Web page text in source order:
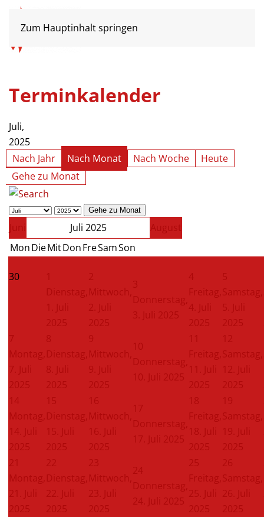
Zum Hauptinhalt springen
Terminkalender
Juli,
2025
Nach Jahr
Nach Monat Nach Woche
Heute
Gehe zu Monat
Gehe zu Monat
Juni Juli 2025
August
MonDieMitDonFreSamSon
30
Dienstag,
1. Juli
2025
2
Mittwoch,
2. Juli
2025
3
Donnerstag,
3. Juli 2025
4
Freitag,
4. Juli
2025
5
Samstag,
5. Juli
2025
7
Montag,
7. Juli
2025
8
Dienstag,
8. Juli
2025
9
Mittwoch,
9. Juli
2025
10
Donnerstag,
10. Juli 2025
Freitag,
11. Juli
2025
12
Samstag,
12. Juli
2025
14
Montag,
14. Juli
2025
15
Dienstag,
15. Juli
2025
16
Mittwoch,
16. Juli
2025
17
Donnerstag,
17. Juli 2025
18
Freitag,
18. Juli
2025
19
Samstag,
19. Juli
2025
21
Montag,
21. Juli
2025
22
Dienstag,
22. Juli
2025
23
Mittwoch,
23. Juli
2025
24
Donnerstag,
24. Juli 2025
25
Freitag,
25. Juli
2025
26
Samstag,
26. Juli
2025